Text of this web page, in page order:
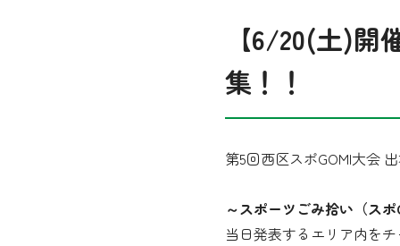
【6/20(土)開
集！！
第5回西区スポGOMI大会
～スポーツごみ拾い（ス
当日発表するエリア内を